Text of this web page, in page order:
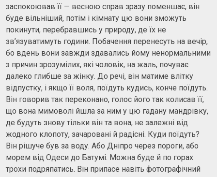
заспокоював її — весною справ зразу поменшає, він
буде вільніший, потім і кімнату цю вони зможуть
покинути, перебравшись у природу, де їх не
зв’язуватимуть години. Побачення перенесуть на вечір,
бо вдень вони завжди здавались йому ненормальними
з причин зрозумілих, які чоловік, на жаль, почуває
далеко глибше за жінку. До речі, він матиме влітку
відпустку, і якщо її воля, поїдуть кудись, конче поїдуть.
Він говорив так переконано, голос його так колисав її,
що вона мимоволі йшла за ним у цю гадану мандрівку,
де будуть знову тільки він та вона, не залежні від
жодного клопоту, зачаровані й радісні. Куди поїдуть?
Він рішуче був за воду. Або Дніпро через пороги, або
морем від Одеси до Батумі. Можна буде й по горах
трохи подряпатись. Він припасе навіть фотографічний